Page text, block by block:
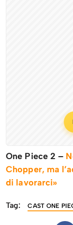
One Piece 2 –
Chopper, ma
di lavorarci»
Tag: CAST ONE